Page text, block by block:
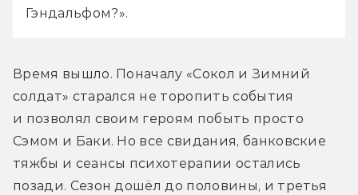
Гэндальфом?».
Время вышло. Поначалу «Сокол и Зимний
солдат» старался не торопить события
и позволял своим героям побыть просто
Сэмом и Баки. Но все свидания, банковские
тяжбы и сеансы психотерапии остались
позади. Сезон дошёл до половины, и третья